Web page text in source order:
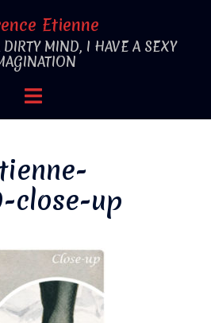
Etienne
MIND, I HAVE A SEXY
Ouvrir/fermer
close-up